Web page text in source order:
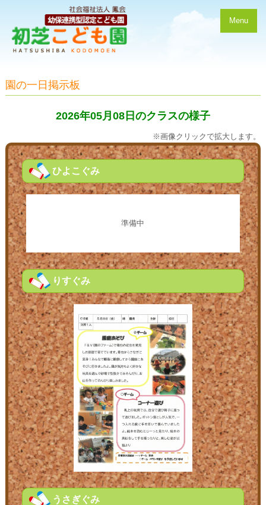
Menu
園の一日掲示板
2026年05月08日のクラスの様子
※画像クリックで拡大します。
ひよこぐみ
準備中
りすぐみ
うさぎぐみ